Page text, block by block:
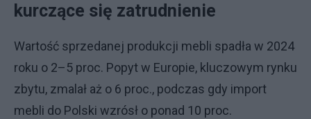
kurczące się zatrudnienie
Wartość sprzedanej produkcji mebli spadła w 2024
roku o 2–5 proc. Popyt w Europie, kluczowym rynku
zbytu, zmalał aż o 6 proc., podczas gdy import
mebli do Polski wzrósł o ponad 10 proc.